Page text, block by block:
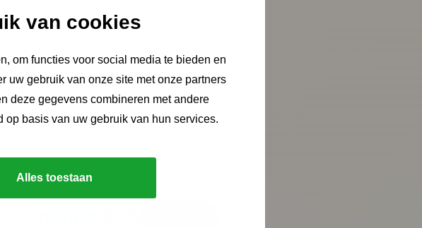
van cookies
om functies voor social media te bieden en
uw gebruik van onze site met onze partners
deze gegevens combineren met andere
op basis van uw gebruik van hun services.
Alles toestaan